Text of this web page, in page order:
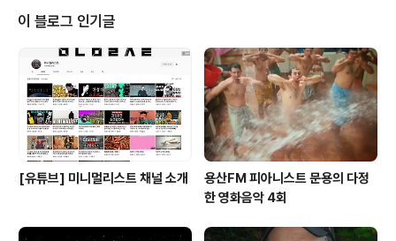
오르기 전 습관적으로 하는 행동들 까지- 음악가로서 스스
로를 얼마나 단속하며 철저하게 관리하는지 자세히 나타나
있습니다. 값진 내용 덕에 '다음 세대를 생각하는 인문교양
시리즈'로서 손색 없다고 봅니다. 그와 비슷한 길을 걷고 있
거나, 혹은 걸어가려하는 사람들을 위한 안내서이자 하나
의 매뉴얼이 될 수..
이 블로그 인기글
[유튜브] 미니멀리스트 채널 소개
용산FM 피아니스트 문용의 다정
한 영화음악 4회